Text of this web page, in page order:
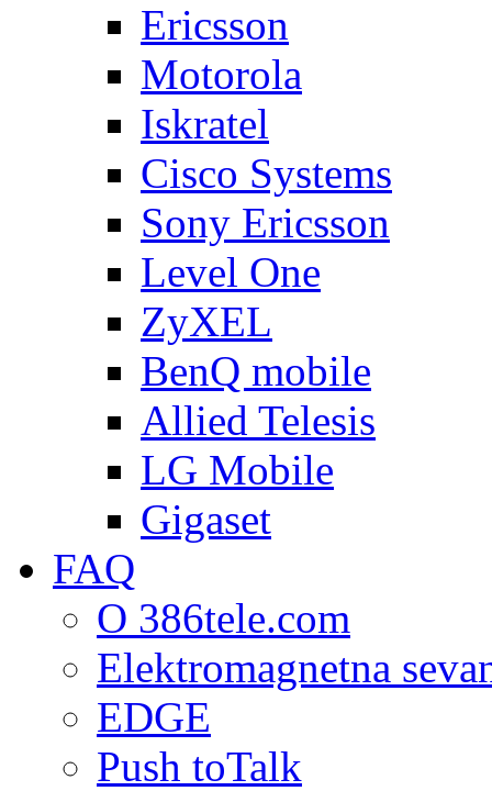
Ericsson
Motorola
Iskratel
Cisco Systems
Sony Ericsson
Level One
ZyXEL
BenQ mobile
Allied Telesis
LG Mobile
Gigaset
FAQ
O 386tele.com
Elektromagnetna
EDGE
Push toTalk